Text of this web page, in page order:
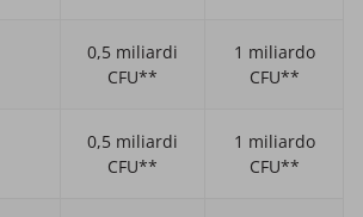
0,5 miliardi
CFU**
1 miliardo
CFU**
0,5 miliardi
CFU**
1 miliardo
CFU**